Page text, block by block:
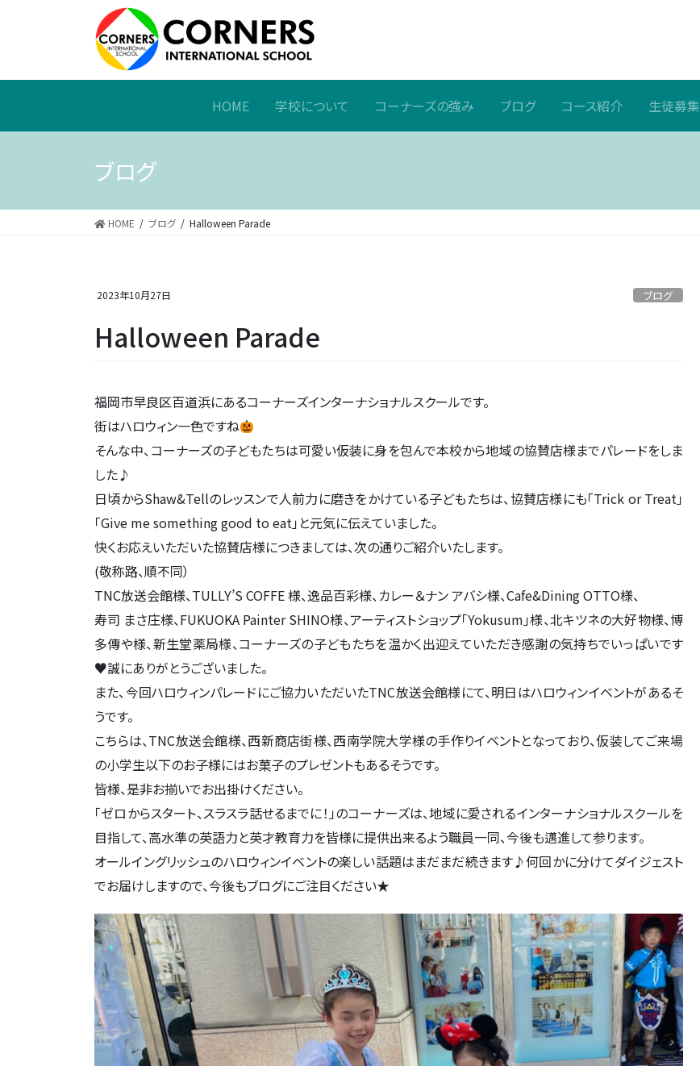
HOME 学校について コーナーズの強み ブログ コース紹介 生徒募集
ブログ
HOME ブログ Halloween Parade
2023年10月27日 ブログ
Halloween Parade
福岡市早良区百道浜にあるコーナーズインターナショナルスクールです。
街はハロウィン一色ですね
そんな中、コーナーズの子どもたちは可愛い仮装に身を包んで本校から地域の協賛店様までパレードをしま
した♪
日頃からShaw&Tellのレッスンで人前力に磨きをかけている子どもたちは、協賛店様にも「Trick or Treat」
「Give me something good to eat」と元気に伝えていました。
快くお応えいただいた協賛店様につきましては、次の通りご紹介いたします。
(敬称路、順不同）
TNC放送会館様、TULLY’S COFFE 様、逸品百彩様、カレー＆ナン アバシ様、Cafe&Dining OTTO様、
寿司 まさ庄様、FUKUOKA Painter SHINO様、アーティストショップ「Yokusum」様、北キツネの大好物様、博
多傳や様、新生堂薬局様、コーナーズの子どもたちを温かく出迎えていただき感謝の気持ちでいっぱいです
♥誠にありがとうございました。
また、今回ハロウィンパレードにご協力いただいたTNC放送会館様にて、明日はハロウィンイベントがあるそ
うです。
こちらは、TNC放送会館様、西新商店街様、西南学院大学様の手作りイベントとなっており、仮装してご来場
の小学生以下のお子様にはお菓子のプレゼントもあるそうです。
皆様、是非お揃いでお出掛けください。
「ゼロからスタート、スラスラ話せるまでに！」のコーナーズは、地域に愛されるインターナショナルスクールを
目指して、高水準の英語力と英才教育力を皆様に提供出来るよう職員一同、今後も邁進して参ります。
オールイングリッシュのハロウィンイベントの楽しい話題はまだまだ続きます♪何回かに分けてダイジェスト
でお届けしますので、今後もブログにご注目ください★